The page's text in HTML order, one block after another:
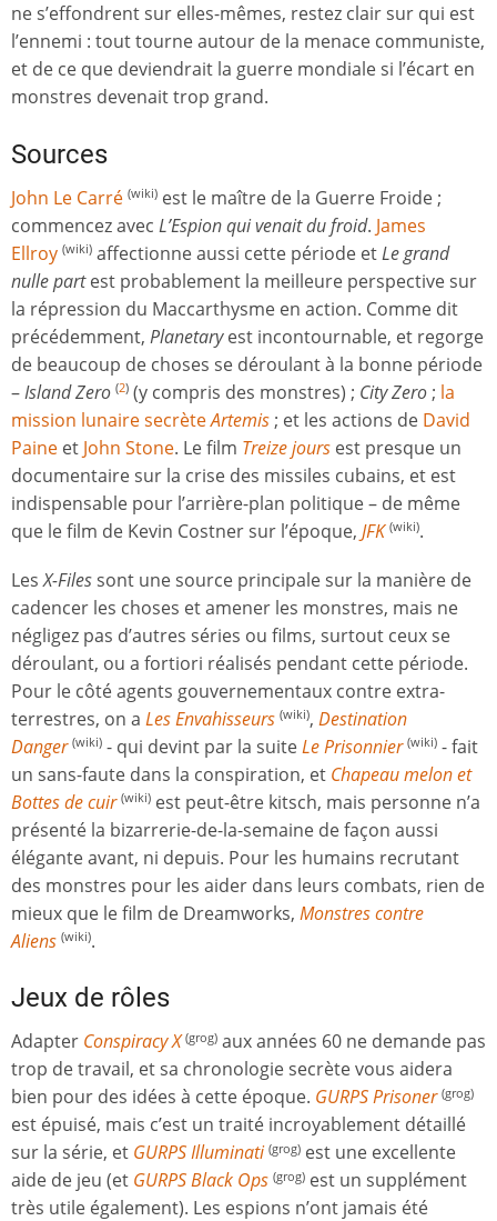
ne s’effondrent sur elles-mêmes, restez clair sur qui est
l’ennemi : tout tourne autour de la menace communiste,
et de ce que deviendrait la guerre mondiale si l’écart en
monstres devenait trop grand.
Sources
John Le Carré (wiki) est le maître de la Guerre Froide ;
commencez avec L’Espion qui venait du froid. James
Ellroy (wiki) affectionne aussi cette période etLe grand
nulle partest probablement la meilleure perspective sur
la répression du Maccarthysme en action. Comme dit
précédemment, Planetaryest incontournable, et regorge
de beaucoup de choses se déroulant à la bonne période
–Island Zero (2) (y compris des monstres) ; City Zero ; la
mission lunaire secrèteArtemis ; et les actions de David
Paine et John Stone. Le film Treize jours est presque un
documentaire sur la crise des missiles cubains, et est
indispensable pour l’arrière-plan politique – de même
que le film de Kevin Costner sur l’époque, JFK (wiki).
LesX-Filessont une source principale sur la manière de
cadencer les choses et amener les monstres, mais ne
négligez pas d’autres séries ou films, surtout ceux se
déroulant, ou a fortiori réalisés pendant cette période.
Pour le côté agents gouvernementaux contre extra-
terrestres, on a Les Envahisseurs (wiki), Destination
Danger (wiki) - qui devint par la suiteLe Prisonnier (wiki) - fait
un sans-faute dans la conspiration, et Chapeau melon et
Bottes de cuir (wiki) est peut-être kitsch, mais personne n’a
présenté la bizarrerie-de-la-semaine de façon aussi
élégante avant, ni depuis. Pour les humains recrutant
des monstres pour les aider dans leurs combats, rien de
mieux que le film de Dreamworks, Monstres contre
Aliens (wiki).
Jeux de rôles
Adapter Conspiracy X (grog) aux années 60 ne demande pas
trop de travail, et sa chronologie secrète vous aidera
bien pour des idées à cette époque. GURPS Prisoner (grog)
est épuisé, mais c’est un traité incroyablement détaillé
sur la série, et GURPS Illuminati (grog) est une excellente
aide de jeu (et GURPS Black Ops (grog) est un supplément
très utile également). Les espions n’ont jamais été